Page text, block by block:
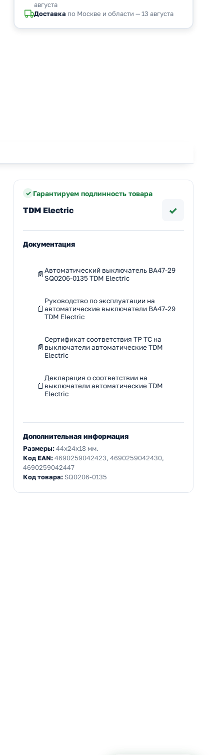
августа
Доставка по Москве и области — 13 августа
Гарантируем подлинность товара
TDM Electric ✓
Документация
Автоматический выключатель ВА47-29
SQ0206-0135 TDM Electric
Руководство по эксплуатации на
автоматические выключатели ВА47-29
TDM Electric
Сертификат соответствия ТР ТС на
выключатели автоматические TDM
Electric
Декларация о соответствии на
выключатели автоматические TDM
Electric
Дополнительная информация
Размеры:44x24x18 мм.
Код EAN:4690259042423, 4690259042430,
4690259042447
Код товара: SQ0206-0135